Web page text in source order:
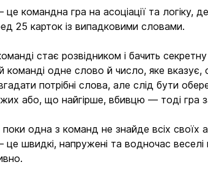
командна гра на асоціації та логіку,
25 карток із випадковими словами.
стає розвідником і бачить
команді одне слово й число, яке вказує,
потрібні слова, але слід бути
або, що найгірше, вбивцю — тоді гра
одна з команд не знайде всіх своїх
швидкі, напружені та водночас веселі